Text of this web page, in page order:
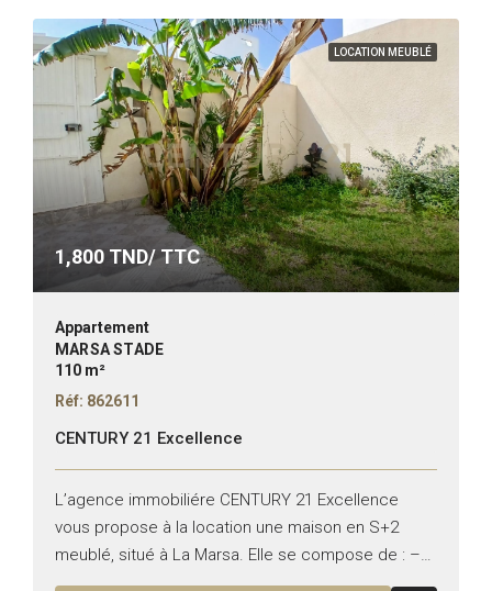
LOCATION MEUBLÉ
1,800 TND/ TTC
Appartement
MARSA STADE
110 m²
Réf: 862611
CENTURY 21 Excellence
L’agence immobiliére CENTURY 21 Excellence
vous propose à la location une maison en S+2
meublé, situé à La Marsa. Elle se compose de : –
Un salon lumineux qui donne sur le...